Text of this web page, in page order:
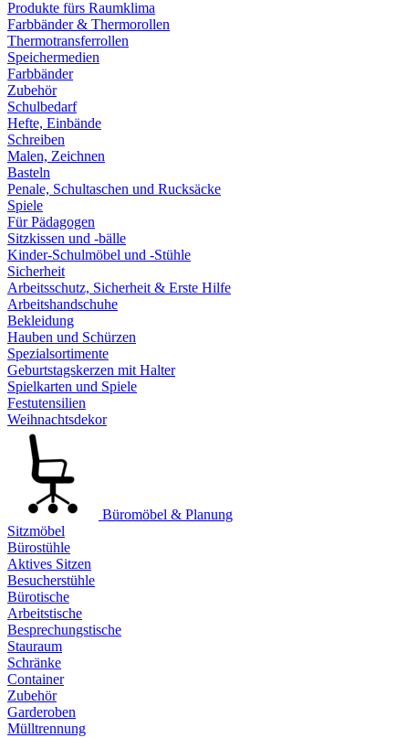
Produkte fürs Raumklima
Farbbänder & Thermorollen
Thermotransferrollen
Speichermedien
Farbbänder
Zubehör
Schulbedarf
Hefte, Einbände
Schreiben
Malen, Zeichnen
Basteln
Penale, Schultaschen und Rucksäcke
Spiele
Für Pädagogen
Sitzkissen und -bälle
Kinder-Schulmöbel und -Stühle
Sicherheit
Arbeitsschutz, Sicherheit & Erste Hilfe
Arbeitshandschuhe
Bekleidung
Hauben und Schürzen
Spezialsortimente
Geburtstagskerzen mit Halter
Spielkarten und Spiele
Festutensilien
Weihnachtsdekor
Büromöbel & Planung
Sitzmöbel
Bürostühle
Aktives Sitzen
Besucherstühle
Bürotische
Arbeitstische
Besprechungstische
Stauraum
Schränke
Container
Zubehör
Garderoben
Mülltrennung